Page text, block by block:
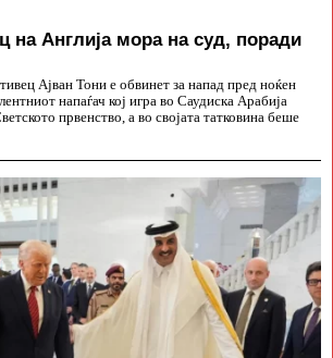
на Англија мора на суд, поради
Ајван Тони е обвинет за напад пред ноќен
напаѓач кој игра во Саудиска Арабија
првенство, а во својата татковина беше